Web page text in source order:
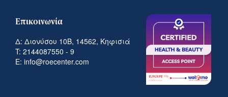
Επικοινωνία
Δ: Διονύσου 10Β, 14562, Κηφισιά
T: 2144087550 - 9
E: info@roecenter.com